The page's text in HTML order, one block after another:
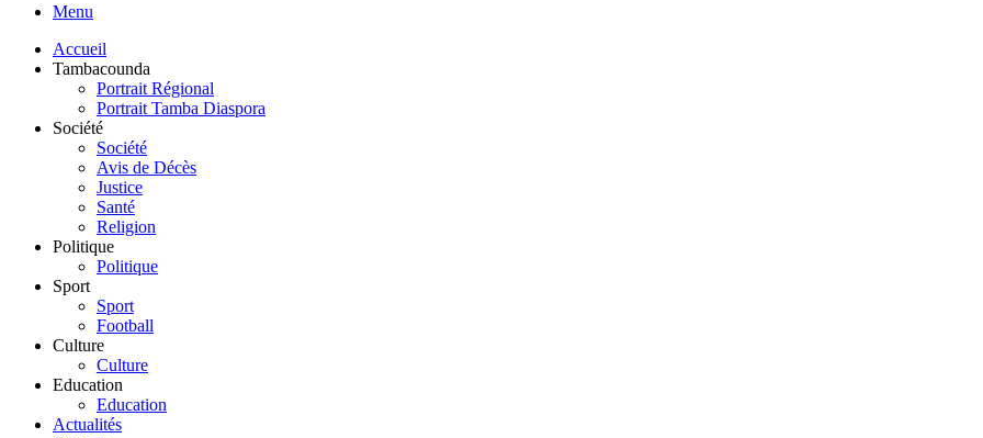
Menu
Accueil
Tambacounda
Portrait Régional
Portrait Tamba Diaspora
Société
Société
Avis de Décès
Justice
Santé
Religion
Politique
Politique
Sport
Sport
Football
Culture
Culture
Education
Education
Actualités